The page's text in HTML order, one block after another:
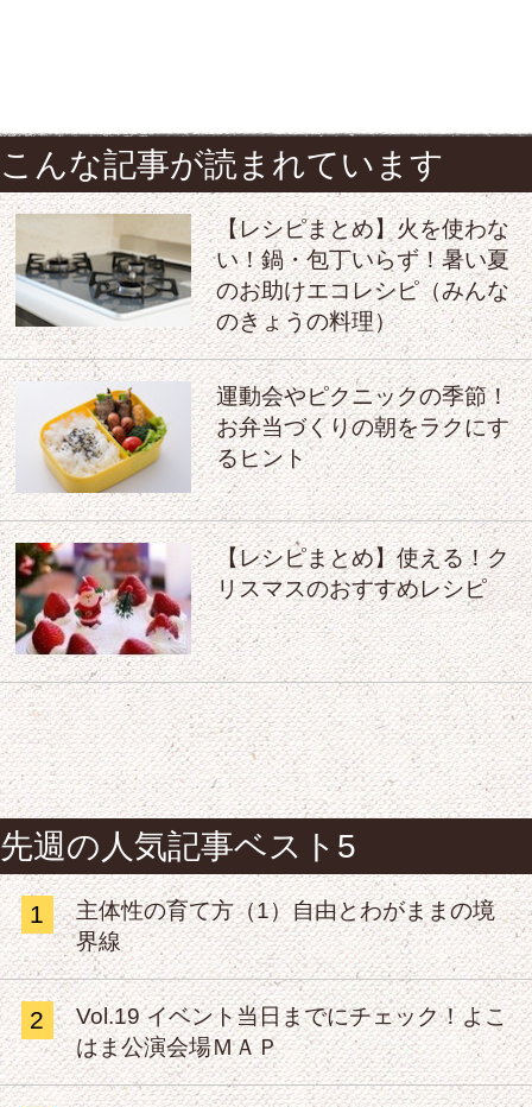
こんな記事が読まれています
【レシピまとめ】火を使わな
い！鍋・包丁いらず！暑い夏
のお助けエコレシピ（みんな
のきょうの料理）
運動会やピクニックの季節！
お弁当づくりの朝をラクにす
るヒント
【レシピまとめ】使える！ク
リスマスのおすすめレシピ
先週の人気記事ベスト5
1
主体性の育て方（1）自由とわがままの境
界線
2
Vol.19 イベント当日までにチェック！よこ
はま公演会場ＭＡＰ